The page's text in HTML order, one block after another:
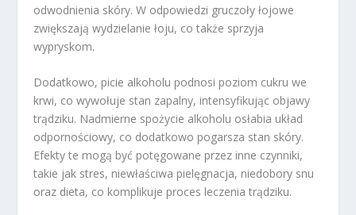
odwodnienia skóry. W odpowiedzi gruczoły łojowe
zwiększają wydzielanie łoju, co także sprzyja
wypryskom.
Dodatkowo, picie alkoholu podnosi poziom cukru we
krwi, co wywołuje stan zapalny, intensyfikując objawy
trądziku. Nadmierne spożycie alkoholu osłabia układ
odpornościowy, co dodatkowo pogarsza stan skóry.
Efekty te mogą być potęgowane przez inne czynniki,
takie jak stres, niewłaściwa pielęgnacja, niedobory snu
oraz dieta, co komplikuje proces leczenia trądziku.